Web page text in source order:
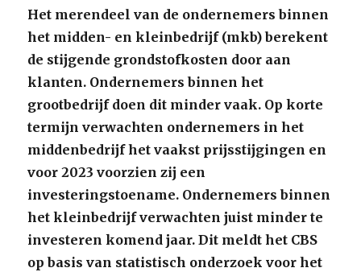
Het merendeel van de ondernemers binnen
het midden- en kleinbedrijf (mkb) berekent
de stijgende grondstofkosten door aan
klanten. Ondernemers binnen het
grootbedrijf doen dit minder vaak. Op korte
termijn verwachten ondernemers in het
middenbedrijf het vaakst prijsstijgingen en
voor 2023 voorzien zij een
investeringstoename. Ondernemers binnen
het kleinbedrijf verwachten juist minder te
investeren komend jaar. Dit meldt het CBS
op basis van statistisch onderzoek voor het